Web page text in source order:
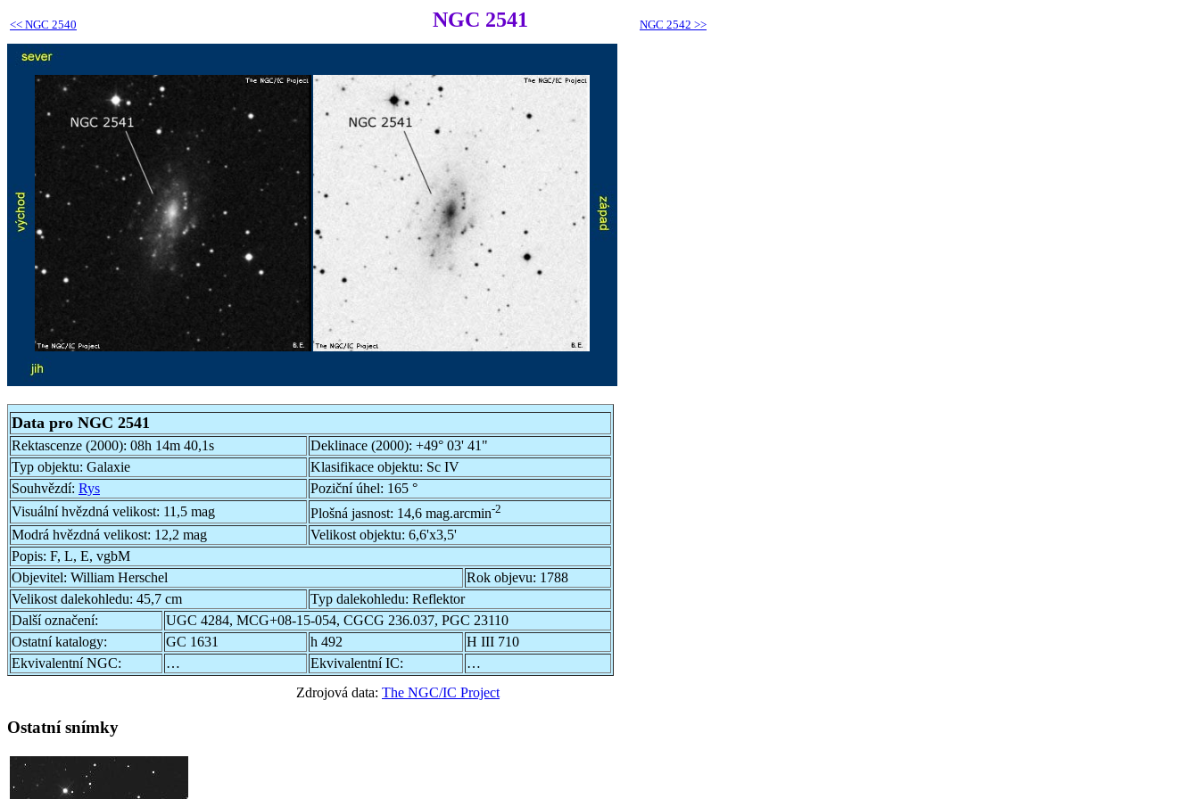
<< NGC 2540 NGC 2541 NGC 2542 >>
Data pro NGC 2541
Rektascenze (2000): 08h 14m 40,1s Deklinace (2000): +49° 03' 41"
Typ objektu: Galaxie Klasifikace objektu: Sc IV
Souhvězdí: Rys Poziční úhel: 165 °
Visuální hvězdná velikost: 11,5 mag Plošná jasnost: 14,6 mag.arcmin-2
Modrá hvězdná velikost: 12,2 mag Velikost objektu: 6,6'x3,5'
Popis: F, L, E, vgbM
Objevitel: William Herschel Rok objevu: 1788
Velikost dalekohledu: 45,7 cm Typ dalekohledu: Reflektor
Další označení:
UGC 4284, MCG+08-15-054, CGCG 236.037, PGC 23110
Ostatní katalogy:
GC 1631 h 492
H III 710
Ekvivalentní NGC:
… Ekvivalentní IC:
…
Zdrojová data: The NGC/IC Project
Ostatní snímky